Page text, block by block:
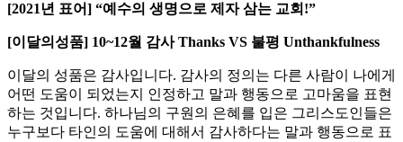
[2021년 표어] “예수의 생명으로 제자 삼는 교회 !”
[이달의성품] 10~12월 감사Thanks VS 불평 Unthankfulness
이달의 성품은 감사입니다. 감사의 정의는 다른 사람이 나에게
어떤 도움이 되었는지 인정하고 말과 행동으로 고마움을 표현
하는 것입니다. 하나님의 구원의 은혜를 입은 그리스도인들은
누구보다 타인의 도움에 대해서 감사하다는 말과 행동으로 표